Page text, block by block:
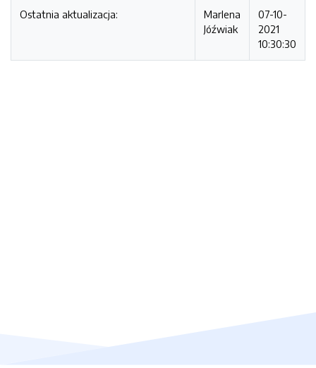
Ostatnia aktualizacja:
Marlena
Jóźwiak
07-10-
2021
10:30:30